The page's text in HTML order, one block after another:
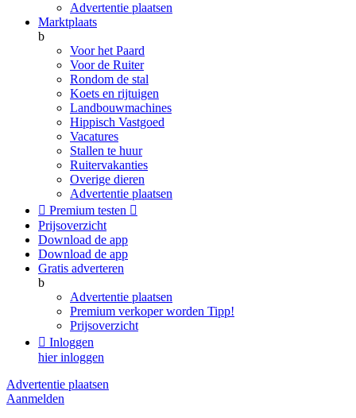
Advertentie plaatsen
Marktplaats
b
Voor het Paard
Voor de Ruiter
Rondom de stal
Koets en rijtuigen
Landbouwmachines
Hippisch Vastgoed
Vacatures
Stallen te huur
Ruitervakanties
Overige dieren
Advertentie plaatsen
 Premium testen 
Prijsoverzicht
Download de app
Download de app
Gratis adverteren
b
Advertentie plaatsen
Premium verkoper worden Tipp!
Prijsoverzicht
 Inloggen
hier inloggen
Advertentie plaatsen
Aanmelden